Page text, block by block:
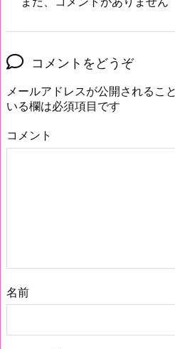
コメントをどうぞ
メールアドレスが公開されるこ
いる欄は必須項目です
コメント
名前